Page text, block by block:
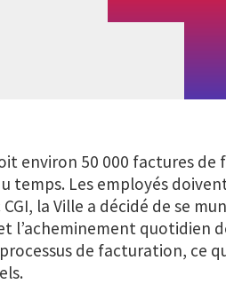
environ 50 000 factures
temps. Les employés
la Ville a décidé de se
l’acheminement quotidien
de facturation, ce